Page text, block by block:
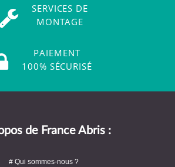
SERVICES DE
MONTAGE
PAIEMENT
100% SÉCURISÉ
de France Abris :
# Qui sommes-nous ?